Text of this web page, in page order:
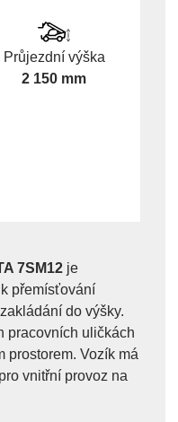
Průjezdní výška
2 150 mm
7SM12 je
přemísťování
do výšky.
pracovních uličkách
prostorem. Vozík má
vnitřní provoz na